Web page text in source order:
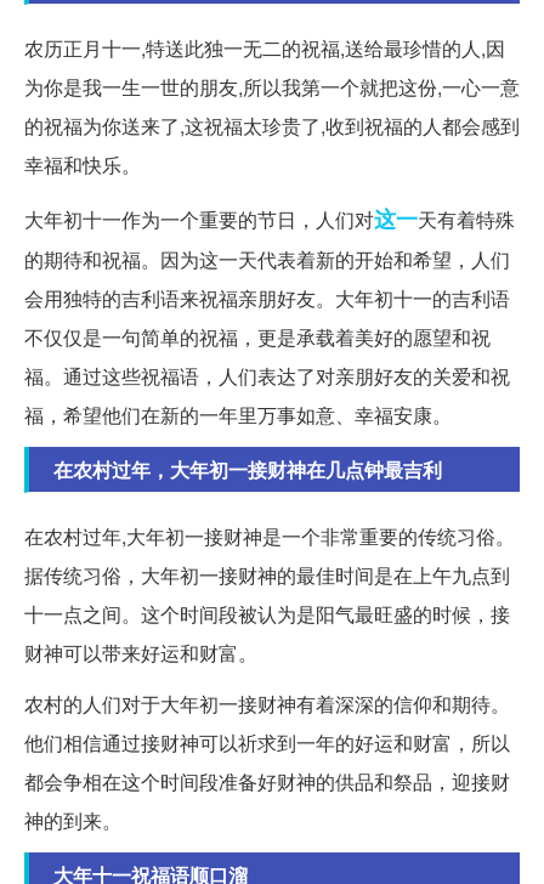
农历正月十一,特送此独一无二的祝福,送给最珍惜的人,因
为你是我一生一世的朋友,所以我第一个就把这份,一心一意
的祝福为你送来了,这祝福太珍贵了,收到祝福的人都会感到
幸福和快乐。
大年初十一作为一个重要的节日，人们对这一天有着特殊
的期待和祝福。因为这一天代表着新的开始和希望，人们
会用独特的吉利语来祝福亲朋好友。大年初十一的吉利语
不仅仅是一句简单的祝福，更是承载着美好的愿望和祝
福。通过这些祝福语，人们表达了对亲朋好友的关爱和祝
福，希望他们在新的一年里万事如意、幸福安康。
在农村过年，大年初一接财神在几点钟最吉利
在农村过年,大年初一接财神是一个非常重要的传统习俗。
据传统习俗，大年初一接财神的最佳时间是在上午九点到
十一点之间。这个时间段被认为是阳气最旺盛的时候，接
财神可以带来好运和财富。
农村的人们对于大年初一接财神有着深深的信仰和期待。
他们相信通过接财神可以祈求到一年的好运和财富，所以
都会争相在这个时间段准备好财神的供品和祭品，迎接财
神的到来。
大年十一祝福语顺口溜